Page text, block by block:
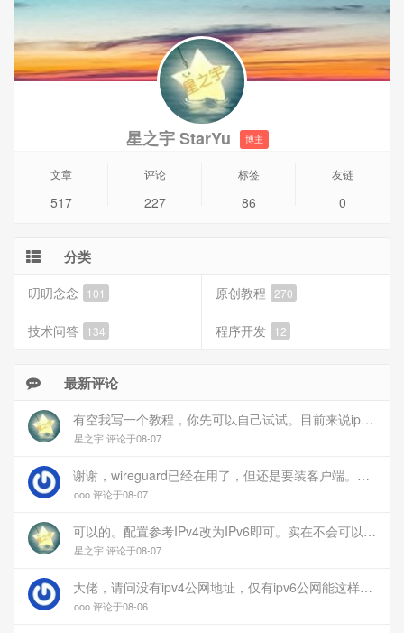
1、准备工作
1.1、Windows Server 2019 版本1809准备，以下简称
Win2019
1.2、PHP 8.0 (8.0.10) VS16 x64 Non Thread Safe版本（因
为使用的是FastCGI的方式），以下简称PHP
星之宇 StarYu 博主
文章
517
评论
227
标签
86
友链
0
分类
叨叨念念 101 原创教程 270
技术问答 134 程序开发 12
最新评论
有空我写一个教程，你先可以自己试试。目前来说ipv6应该没问题的。
星之宇 评论于08-07
谢谢，wireguard已经在用了，但还是要装客户端。您这个方案连客户端都免了
ooo 评论于08-07
可以的。配置参考IPv4改为IPv6即可。实在不会可以用wireguard，这个简单和稳定
星之宇 评论于08-07
大佬，请问没有ipv4公网地址，仅有ipv6公网能这样玩吗？
ooo 评论于08-06